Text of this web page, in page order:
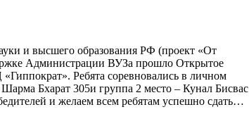
и высшего образования РФ (проект «От
Администрации ВУЗа прошло Открытое
Ребята соревновались в личном
Бхарат 305и группа 2 место – Кунал Бисвас
и желаем всем ребятам успешно сдать…